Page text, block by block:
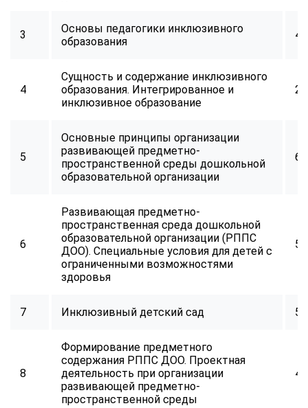
3
Основы педагогики инклюзивного
образования
48
4
Сущность и содержание инклюзивного
образования. Интегрированное и
инклюзивное образование
24
5
Основные принципы организации
развивающей предметно-
пространственной среды дошкольной
образовательной организации
64
6
Развивающая предметно-
пространственная среда дошкольной
образовательной организации (РППС
ДОО). Специальные условия для детей с
ограниченными возможностями
здоровья
56
7 Инклюзивный детский сад 56
8
Формирование предметного
содержания РППС ДОО. Проектная
деятельность при организации
развивающей предметно-
пространственной среды
48
online
Свяжитесь с нами через любой удобный мессенджер!
Telegram WhatsApp
Vkontakte EMail
Max